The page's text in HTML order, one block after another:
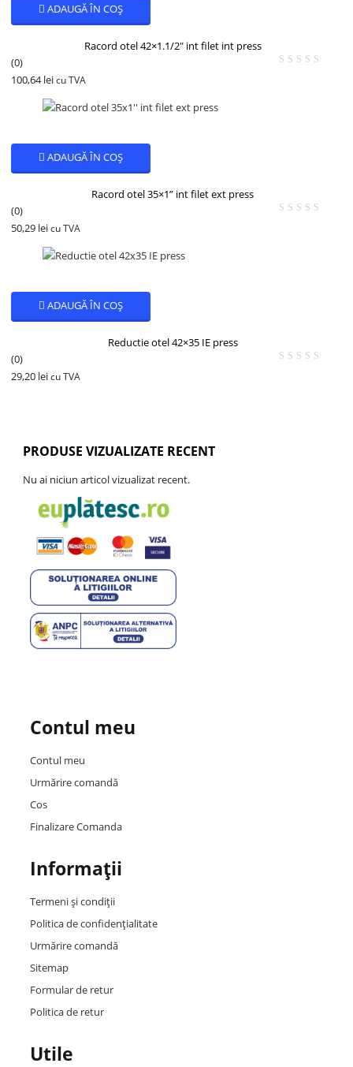
ADAUGĂ ÎN COȘ
Racord otel 42×1.1/2″ int filet int press
(0)
100,64lei cu TVA
ADAUGĂ ÎN COȘ
Racord otel 35×1” int filet ext press
(0)
50,29 lei cu TVA
ADAUGĂ ÎN COȘ
Reductie otel 42×35 IE press
(0)
29,20 lei cu TVA
PRODUSE VIZUALIZATE RECENT
Nu ai niciun articol vizualizat recent.
Contul meu
Contul meu
Urmărire comandă
Cos
Finalizare Comanda
Informații
Termeni și condiții
Politica de confidențialitate
Urmărire comandă
Sitemap
Formular de retur
Politica de retur
Utile